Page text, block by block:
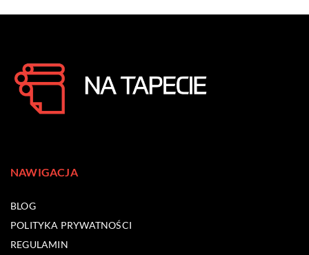
NAWIGACJA
BLOG
POLITYKA PRYWATNOŚCI
REGULAMIN